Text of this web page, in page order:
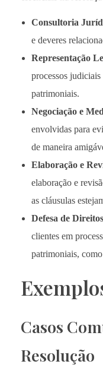
Consultoria
e deveres
Representação
processos
patrimoniais.
Negociação e
envolvidas para
de maneira
Elaboração e
elaboração e
as cláusulas
Defesa de
clientes em
patrimoniais,
Casos
Resolução